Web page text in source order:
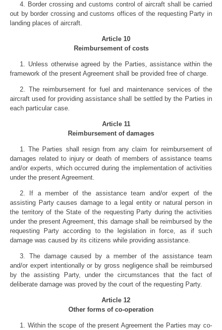
4. Border crossing and customs control of aircraft shall be carried
out by border crossing and customs offices of the requesting Party in
landing places of aircraft.
Article 10
Reimbursement of costs
1. Unless otherwise agreed by the Parties, assistance within the
framework of the present Agreement shall be provided free of charge.
2. The reimbursement for fuel and maintenance services of the
aircraft used for providing assistance shall be settled by the Parties in
each particular case.
Article 11
Reimbursement of damages
1. The Parties shall resign from any claim for reimbursement of
damages related to injury or death of members of assistance teams
and/or experts, which occurred during the implementation of activities
under the present Agreement.
2. If a member of the assistance team and/or expert of the
assisting Party causes damage to a legal entity or natural person in
the territory of the State of the requesting Party during the activities
under the present Agreement, this damage shall be reimbursed by the
requesting Party according to the legislation in force, as if such
damage was caused by its citizens while providing assistance.
3. The damage caused by a member of the assistance team
and/or expert intentionally or by gross negligence shall be reimbursed
by the assisting Party, under the circumstances that the fact of
deliberate damage was proved by the court of the requesting Party.
Article 12
Other forms of co-operation
1. Within the scope of the present Agreement the Parties may co-